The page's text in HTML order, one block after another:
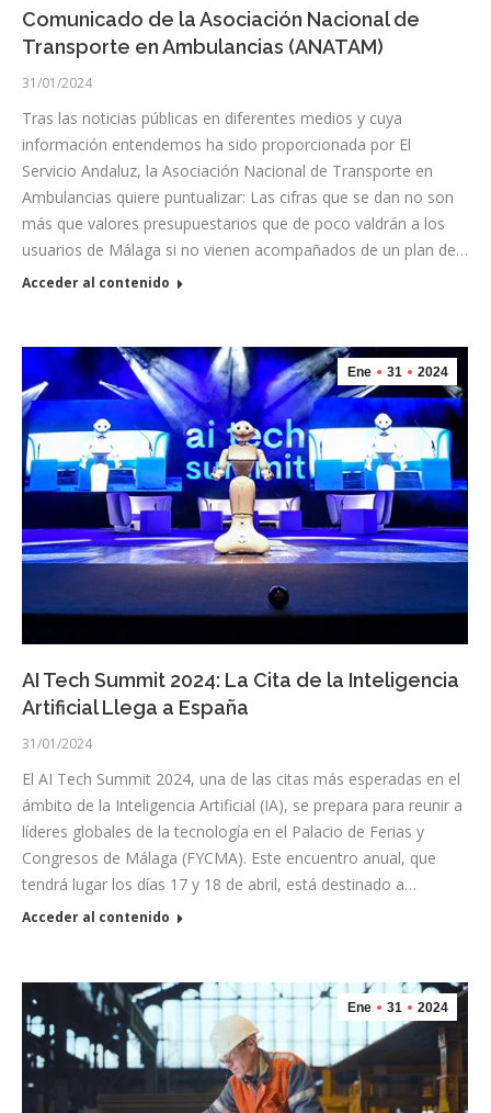
Comunicado de la Asociación Nacional de
Transporte en Ambulancias (ANATAM)
31/01/2024
Tras las noticias públicas en diferentes medios y cuya
información entendemos ha sido proporcionada por El
Servicio Andaluz, la Asociación Nacional de Transporte en
Ambulancias quiere puntualizar: Las cifras que se dan no son
más que valores presupuestarios que de poco valdrán a los
usuarios de Málaga si no vienen acompañados de un plan de…
Acceder al contenido
Ene 31 2024
AI Tech Summit 2024: La Cita de la Inteligencia
Artificial Llega a España
31/01/2024
El AI Tech Summit 2024, una de las citas más esperadas en el
ámbito de la Inteligencia Artificial (IA), se prepara para reunir a
líderes globales de la tecnología en el Palacio de Ferias y
Congresos de Málaga (FYCMA). Este encuentro anual, que
tendrá lugar los días 17 y 18 de abril, está destinado a…
Acceder al contenido
Ene 31 2024